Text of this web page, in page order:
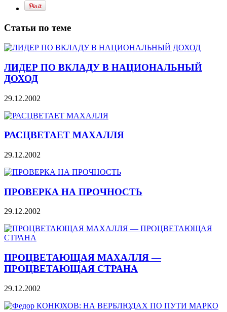
Статьи по теме
ЛИДЕР ПО ВКЛАДУ В НАЦИОНАЛЬНЫЙ
ДОХОД
29.12.2002
РАСЦВЕТАЕТ МАХАЛЛЯ
29.12.2002
ПРОВЕРКА НА ПРОЧНОСТЬ
29.12.2002
ПРОЦВЕТАЮЩАЯ МАХАЛЛЯ —
ПРОЦВЕТАЮЩАЯ СТРАНА
29.12.2002